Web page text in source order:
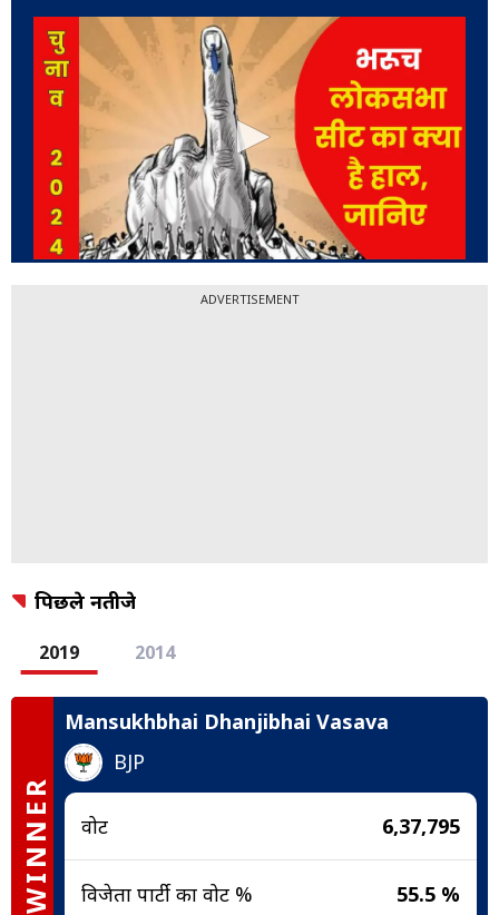
ADVERTISEMENT
पिछले नतीजे
2019 2014
WINNER
Mansukhbhai Dhanjibhai Vasava
BJP
वोट 6,37,795
विजेता पार्टी का वोट % 55.5 %